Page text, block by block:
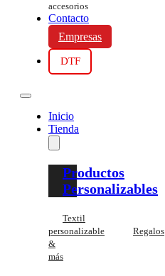
accesorios
Contacto
Empresas
DTF
Inicio
Tienda
Productos
Personalizables
Textil
personalizable
Regalos
&
más